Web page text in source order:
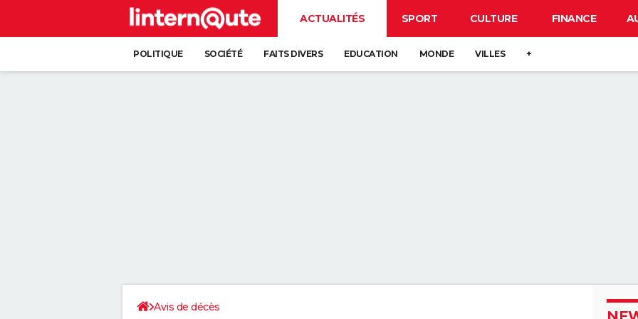
ACTUALITÉS SPORT CULTURE FINANCE
POLITIQUE SOCIÉTÉ FAITS DIVERS EDUCATION MONDE VILLES +
Avis de décès